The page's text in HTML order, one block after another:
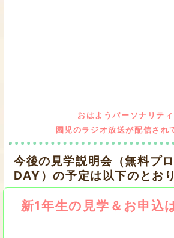
おはようパーソナリテ
園児のラジオ放送が配信され
今後の見学説明会（無料プ
DAY）の予定は以下のとおり
新1年生の見学＆お申込